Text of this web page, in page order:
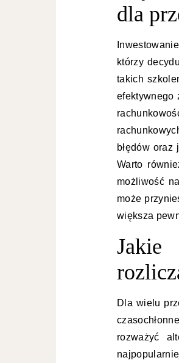
dla
którzy
takich
efektywnego
błędów oraz
Warto
możliwość
może
większa
Jakie
Dla wielu
rozważyć